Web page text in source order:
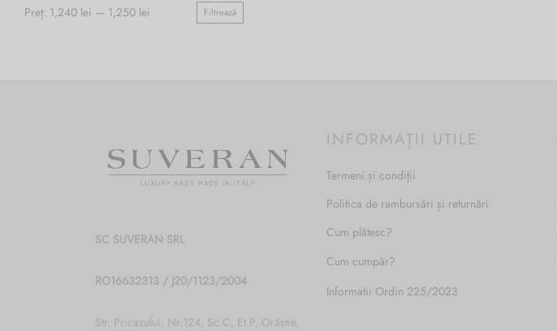
Preț
Preț
Filtrează
Preț: 1,240 lei — 1,250 lei
SC SUVERAN SRL
RO16632313 / J20/1123/2004
Str. Pricazului, Nr.124, Sc.C, Et.P, Orăștie,
INFORMAȚII UTILE
Termeni și condiții
Politica de rambursări și returnări
Cum plătesc?
Cum cumpăr?
Informatii Ordin 225/2023